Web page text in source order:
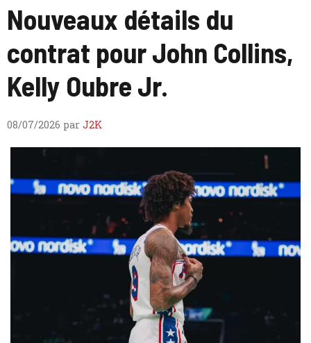
Nouveaux détails du
contrat pour John Collins,
Kelly Oubre Jr.
08/07/2026 par J2K